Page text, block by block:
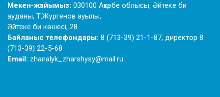
Мекен-жайымыз: 030100 Ақтөбе облысы, Әйтеке би
ауданы, Т.Жүргенов ауылы,
Әйтеке би көшесі, 28.
Байланыс телефондары: 8 (713-39) 21-1-87, директор 8
(713-39) 22-5-68
Email: zhanalyk_zharshysy@mail.ru